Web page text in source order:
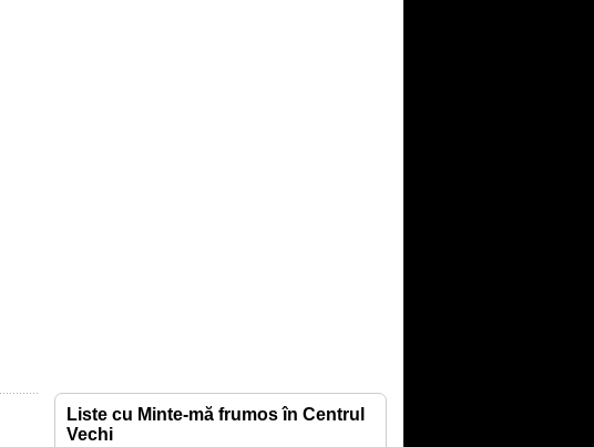
Liste cu Minte-mă frumos în Centrul
Vechi